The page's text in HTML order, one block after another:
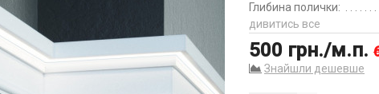
Глибина полички:
дивитись все
500 грн./м.п.
Знайшли дешевше